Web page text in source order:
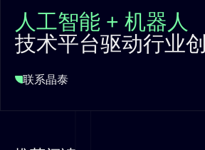
人工智能 + 机器人
技术平台驱动行业
联系晶泰